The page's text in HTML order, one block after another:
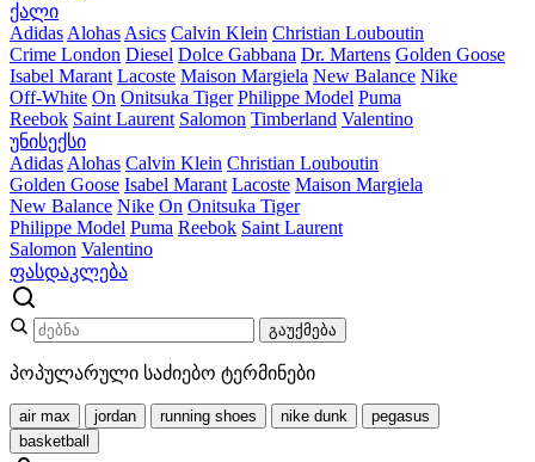
ქალი
Adidas Alohas Asics Calvin Klein Christian Louboutin
Crime London Diesel Dolce Gabbana Dr. Martens Golden Goose
Isabel Marant Lacoste Maison Margiela New Balance Nike
Off-White On Onitsuka Tiger Philippe Model Puma
Reebok Saint Laurent Salomon Timberland Valentino
უნისექსი
Adidas Alohas Calvin Klein Christian Louboutin
Golden Goose Isabel Marant Lacoste Maison Margiela
New Balance Nike On Onitsuka Tiger
Philippe Model Puma Reebok Saint Laurent
Salomon Valentino
ფასდაკლება
გაუქმება
პოპულარული საძიებო ტერმინები
air max jordan running shoes nike dunk
pegasus
basketball